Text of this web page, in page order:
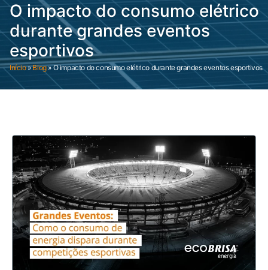
O impacto do consumo elétrico
durante grandes eventos
esportivos
Início»Blog»O impacto do consumo elétrico durante grandes eventos esportivos